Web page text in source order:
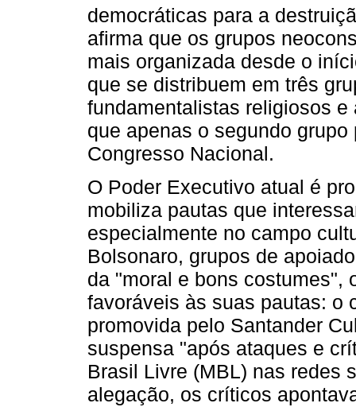
democráticas para a
afirma que os grupos
mais organizada desde o
que se distribuem em três
fundamentalistas religiosos
que apenas o segundo
Congresso Nacional.
O Poder Executivo atual é
mobiliza pautas que
especialmente no campo
Bolsonaro, grupos de
da "moral e bons costumes",
favoráveis às suas pautas: o
promovida pelo Santander
suspensa "após ataques e
Brasil Livre (MBL) nas redes
alegação, os críticos